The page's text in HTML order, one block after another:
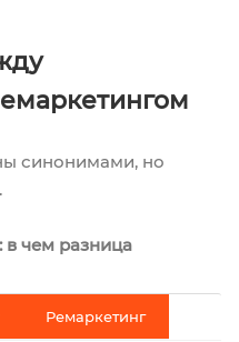
синонимами, но
в чем разница
Ремаркетинг